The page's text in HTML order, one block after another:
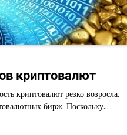
криптовалют
криптовалют резко возросла,
бирж. Поскольку…